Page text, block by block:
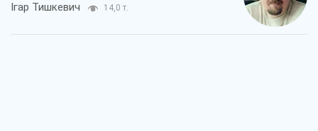
Ігар Тишкевич 14,0 т.